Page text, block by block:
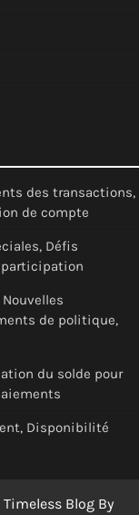
des transactions,
de compte
Défis
participation
de politique,
du solde pour
Disponibilité
Timeless Blog By